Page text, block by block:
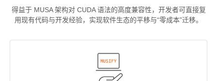
得益于 MUSA 架构对 CUDA 语法的高度兼容性，开发者可直接复
用现有代码与开发经验，实现软件生态的平移与“零成本”迁移。